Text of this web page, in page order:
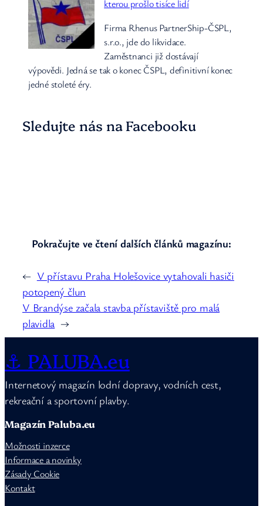
kterou prošlo tisíce lidí
Firma Rhenus PartnerShip-ČSPL,
s.r.o., jde do likvidace.
Zaměstnanci již dostávají
výpovědi. Jedná se tak o konec ČSPL, definitivní konec
jedné stoleté éry.
Sledujte nás na Facebooku
Pokračujte ve čtení dalších článků magazínu:
← V přístavu Praha Holešovice vytahovali hasiči
potopený člun
V Brandýse začala stavba přístaviště pro malá
plavidla →
⚓ PALUBA.eu
Internetový magazín lodní dopravy, vodních cest,
rekreační a sportovní plavby.
Magazín Paluba.eu
Možnosti inzerce
Informace a novinky
Zásady Cookie
Kontakt